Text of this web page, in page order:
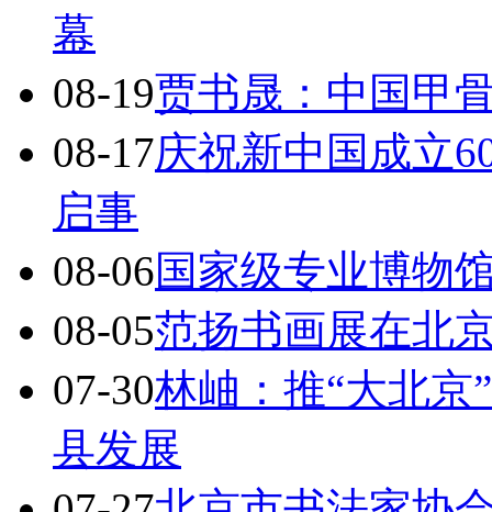
幕
08-19贾书晟：中国甲
08-17庆祝新中国成立
启事
08-06国家级专业博物
08-05范扬书画展在北
07-30林岫：推“大北京
县发展